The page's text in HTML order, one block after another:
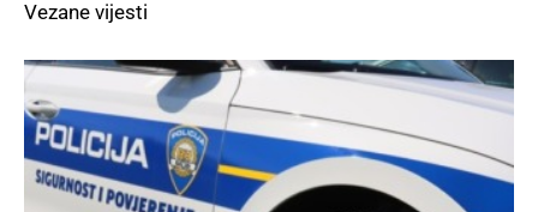
Vezane vijesti